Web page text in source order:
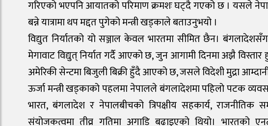
गरिएको भएपनि आयातको परिमाण क्रमशः घट्दै गएको छ । यसले
बन्ने यात्रामा थप मद्दत पुगेको मन्त्री खड्काले बताउनुभयो ।
विद्युत निर्यातको यो सञ्जाल केवल भारतमा सीमित छैन।
मेगावाट विद्युत् निर्यात गर्दै आएको छ, जुन आगामी दिनमा अझै
अमेरिकी सेन्टमा बिजुली बिक्री हुँदै आएको छ, जसले विदेशी मुद्रा
ऊर्जा मन्त्री खड्काको पहलमा नेपालले बंगलादेशमा पहिलो पटक
भारत, बंगलादेश र नेपालबीचको त्रिपक्षीय सहकार्य, राजनीतिक
संयोजकत्वमा तीव्र गतिमा अगाडि बढाइएको थियो। भारतको